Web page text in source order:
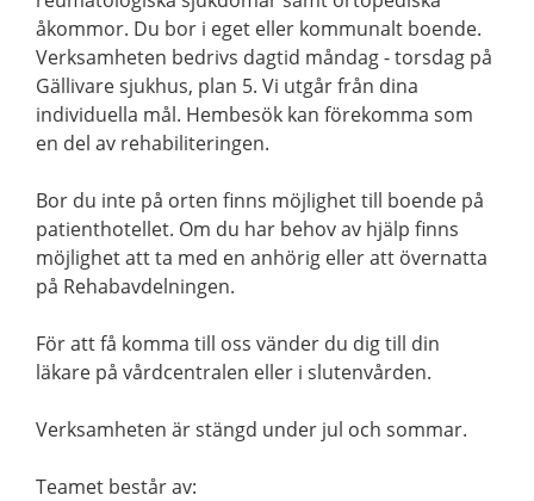
åkommor. Du bor i eget eller kommunalt boende.
Verksamheten bedrivs dagtid måndag - torsdag på
Gällivare sjukhus, plan 5. Vi utgår från dina
individuella mål. Hembesök kan förekomma som
en del av rehabiliteringen.
Bor du inte på orten finns möjlighet till boende på
patienthotellet. Om du har behov av hjälp finns
möjlighet att ta med en anhörig eller att övernatta
på Rehabavdelningen.
För att få komma till oss vänder du dig till din
läkare på vårdcentralen eller i slutenvården.
Verksamheten är stängd under jul och sommar.
Teamet består av: